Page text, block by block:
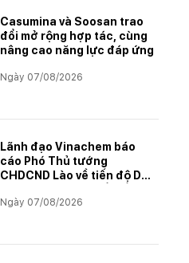
Casumina và Soosan trao
đổi mở rộng hợp tác, cùng
nâng cao năng lực đáp ứng
Ngày 07/08/2026
Lãnh đạo Vinachem báo
cáo Phó Thủ tướng
CHDCND Lào về tiến độ Dự
muối mỏ Kali
Ngày 07/08/2026